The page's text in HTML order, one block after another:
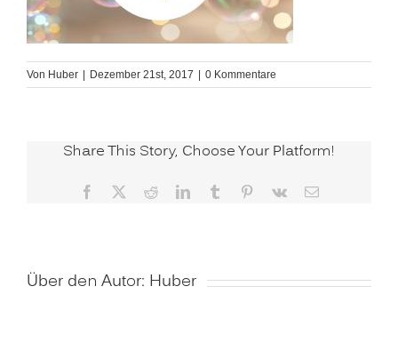
Von Huber Dezember 21st, 2017 0 Kommentare
Share This Story, Choose Your Platform!
Facebook RedditLinkedInTumblr Pinterest
Vk
E-
Über den Autor: Huber